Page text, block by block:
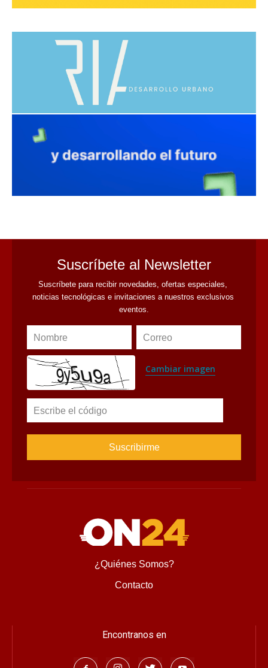
Suscríbete al Newsletter
Suscríbete para recibir novedades, ofertas especiales,
noticias tecnológicas e invitaciones a nuestros exclusivos
eventos.
Nombre Correo
Cambiar imagen
Escribe el código
¿Quiénes Somos?
Contacto
Encontranos en